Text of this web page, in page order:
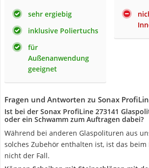
sehr ergiebig
inklusive Poliertuchs
für
Außenanwendung
geeignet
Fragen und Antworten zu Sonax
Ist bei der Sonax ProfiLine 273141
oder ein Schwamm zum Auftragen dabei?
Während bei anderen Glaspolituren aus
solches Zubehör enthalten ist, ist das beim
nicht der Fall.